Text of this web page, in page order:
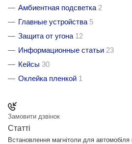
Амбиентная подсветка 2
Главные устройства 5
Защита от угона 12
Информационные статьи 23
Кейсы 30
Оклейка пленкой 1
Замовити дзвінок
Статті
Встановлення магнітоли для автомобіля